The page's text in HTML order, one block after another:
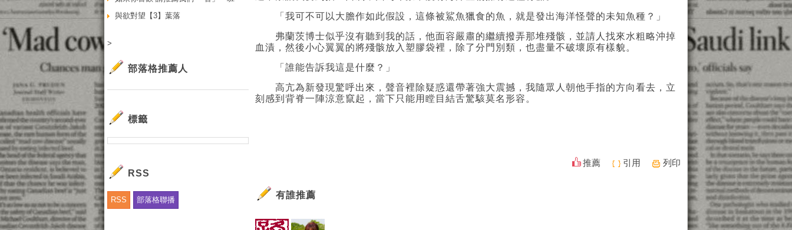
「我可不可以大膽作如此假設，這條被鯊魚獵食的魚，就是發出海洋怪聲的未知魚種？」
弗蘭茨博士似乎沒有聽到我的話，他面容嚴肅的繼續撥弄那堆殘骸，並請人找來水粗略沖掉
血漬，然後小心翼翼的將殘骸放入塑膠袋裡，除了分門別類，也盡量不破壞原有樣貌。
「誰能告訴我這是什麼？」
高亢為新發現驚呼出來，聲音裡除疑惑還帶著強大震撼，我隨眾人朝他手指的方向看去，立
刻感到背脊一陣涼意竄起，當下只能用瞠目結舌驚駭莫名形容。
推薦 引用 列印
有誰推薦
與欲對望【3】葉落
>
部落格推薦人
標籤
RSS
RSS 部落格聯播